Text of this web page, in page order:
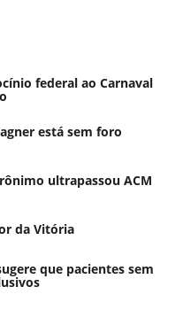
federal ao Carnaval
está sem foro
ultrapassou ACM
da Vitória
que pacientes sem